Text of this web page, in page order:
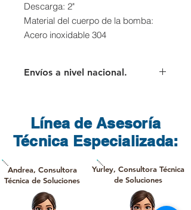
Descarga: 2"
Material del cuerpo de la bomba:
Acero inoxidable 304
Envíos a nivel nacional.
flete que cobra directamente la
transportadora.
Línea de Asesoría
Técnica Especializada:
Andrea, Consultora
Técnica de Soluciones
Yurley, Consultora Técnica
de Soluciones